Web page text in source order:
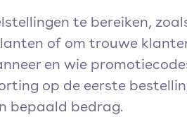
te bereiken,
of om trouwe
en wie
op de eerste
bepaald bedrag.